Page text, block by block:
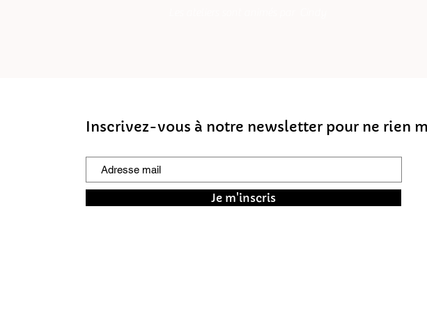
Inscrivez-vous à notre newsletter pour ne rien
Je m'inscris